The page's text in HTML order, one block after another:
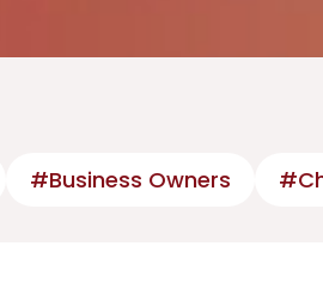
#Business Owners